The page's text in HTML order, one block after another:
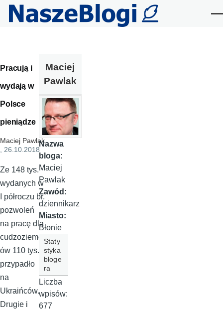
Przejdź do treści
Pracują i
wydają w
Polsce
pieniądze
Maciej Pawlak
, 26.10.2018
Ze 148 tys.
wydanych w
I półroczu br.
pozwoleń
na pracę dla
cudzoziemc
ów 110 tys.
przypadło
na
Ukraińców.
Drugie i
Maciej
Pawlak
Nazwa
bloga:
Maciej
Pawlak
Zawód:
dziennikarz
Miasto:
Błonie
Staty
styka
bloge
ra
Liczba
wpisów:
677